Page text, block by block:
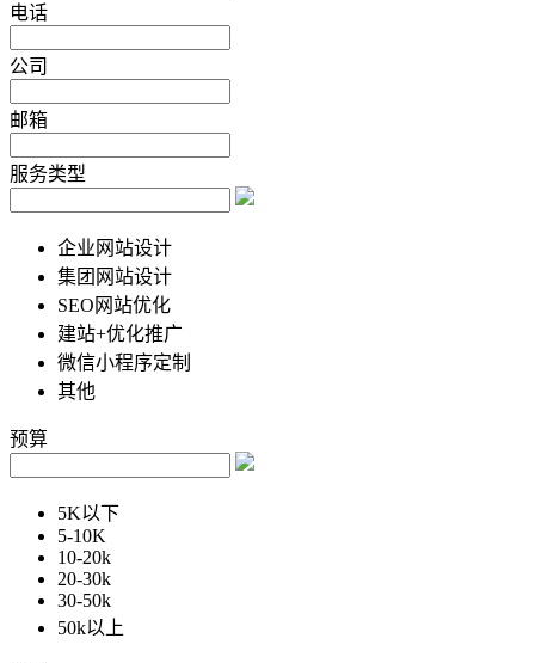
电话
公司
邮箱
服务类型
企业网站设计
集团网站设计
SEO网站优化
建站+优化推广
微信小程序定制
其他
预算
5K以下
5-10K
10-20k
20-30k
30-50k
50k以上